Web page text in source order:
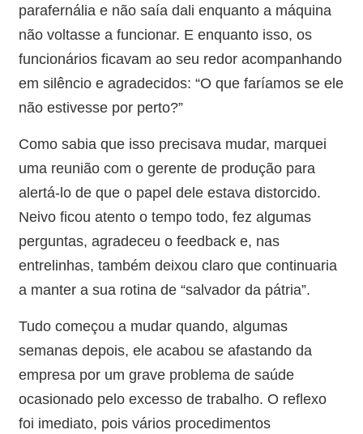
parafernália e não saía dali enquanto a máquina
não voltasse a funcionar. E enquanto isso, os
funcionários ficavam ao seu redor acompanhando
em silêncio e agradecidos: “O que faríamos se ele
não estivesse por perto?”
Como sabia que isso precisava mudar, marquei
uma reunião com o gerente de produção para
alertá-lo de que o papel dele estava distorcido.
Neivo ficou atento o tempo todo, fez algumas
perguntas, agradeceu o feedback e, nas
entrelinhas, também deixou claro que continuaria
a manter a sua rotina de “salvador da pátria”.
Tudo começou a mudar quando, algumas
semanas depois, ele acabou se afastando da
empresa por um grave problema de saúde
ocasionado pelo excesso de trabalho. O reflexo
foi imediato, pois vários procedimentos